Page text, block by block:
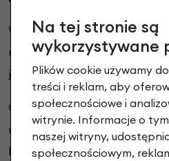
Wysyłka STANDARD 49.00 PLN
rowerzystom, którzy potrafią
jazdy.
Obejmuje jedynie złożenie i
rozpakowaniu roweru
hamulców, biegów/
Na tej stronie są
wykorzystywane
Plików cookie używamy
treści i reklam, aby
społecznościowe i
witrynie. Informacje o
naszej witryny,
społecznościowym,